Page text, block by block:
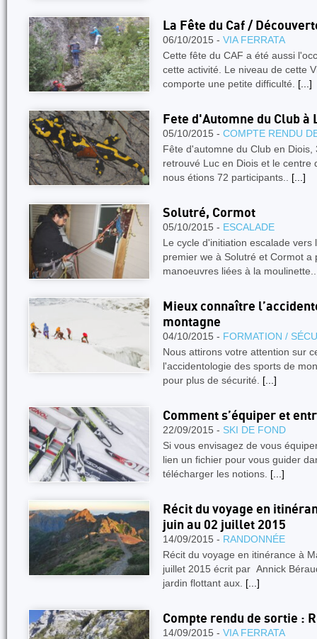
La Fête du Caf /
06/10/2015 - VIA FERRATA
Cette fête du CAF a été aussi
cette activité. Le niveau de cette
comporte une petite difficulté. [...]
Fete d'Automne du Club à
05/10/2015 - COMPTE RENDU
Fête d'automne du Club en
retrouvé Luc en Diois et le centre
nous étions 72 participants.. [...]
Solutré, Cormot
05/10/2015 - ESCALADE
Le cycle d'initiation escalade
premier we à Solutré et Cormot a
manoeuvres liées à la
Mieux connaître
montagne
04/10/2015 - FORMATION /
Nous attirons votre attention sur
l'accidentologie des sports de
pour plus de sécurité. [...]
Comment s’équiper et
22/09/2015 - SKI DE FOND
Si vous envisagez de vous
lien un fichier pour vous guider
télécharger les notions. [...]
Récit du voyage en
juin au 02 juillet 2015
14/09/2015 - RANDONNÉE
Récit du voyage en itinérance à
juillet 2015 écrit par Annick
jardin flottant aux. [...]
Compte rendu de sortie :
14/09/2015 - VIA FERRATA